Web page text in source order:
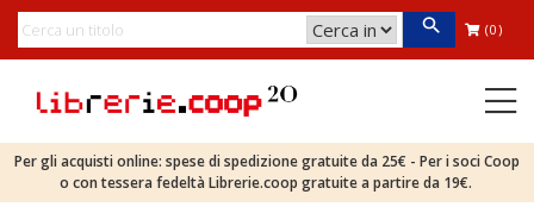
(0)
Per gli acquisti online: spese di spedizione gratuite da 25€ - Per i soci Coop
o con tessera fedeltà Librerie.coop gratuite a partire da 19€.